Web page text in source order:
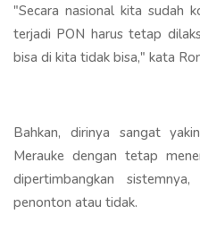
"Secara nasional kita sudah
terjadi PON harus tetap
bisa di kita tidak bisa," kata
Bahkan, dirinya sangat
Merauke dengan tetap
dipertimbangkan
penonton atau tidak.